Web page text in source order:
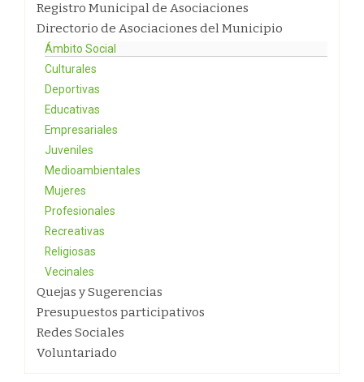
Registro Municipal de Asociaciones
Directorio de Asociaciones del Municipio
Ámbito Social
Culturales
Deportivas
Educativas
Empresariales
Juveniles
Medioambientales
Mujeres
Profesionales
Recreativas
Religiosas
Vecinales
Quejas y Sugerencias
Presupuestos participativos
Redes Sociales
Voluntariado